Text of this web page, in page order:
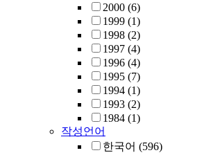
2000 (6)
1999 (1)
1998 (2)
1997 (4)
1996 (4)
1995 (7)
1994 (1)
1993 (2)
1984 (1)
작성언어
한국어 (596)